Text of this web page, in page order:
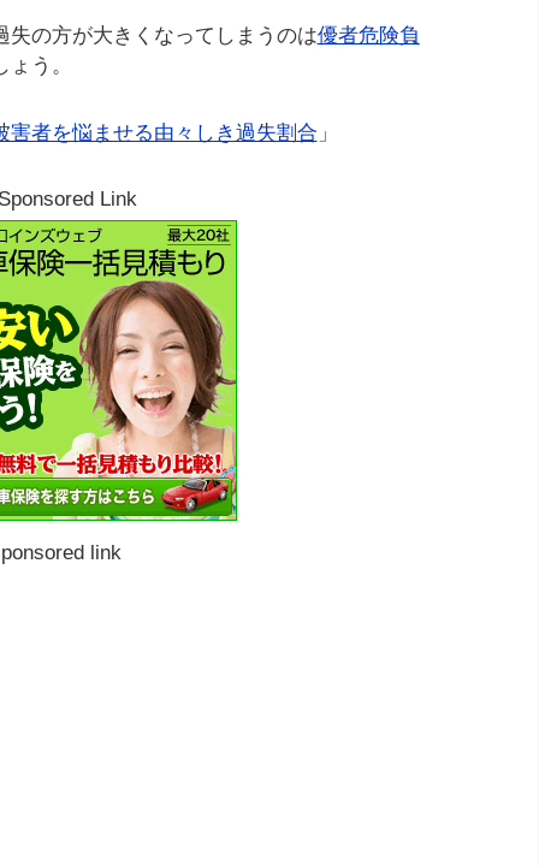
の方が大きくなってしまうのは優者危険負
う。
者を悩ませる由々しき過失割合 」
Link
link